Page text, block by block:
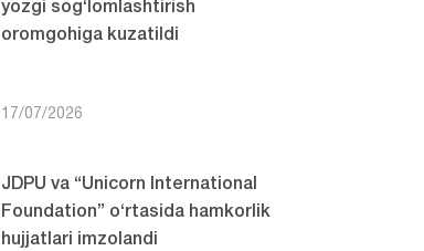
yozgi sog‘lomlashtirish
oromgohiga kuzatildi
17/07/2026
JDPU va “Unicorn International
Foundation” o‘rtasida hamkorlik
hujjatlari imzolandi